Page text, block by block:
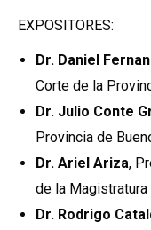
EXPOSITORES:
Dr. Daniel
Corte de la
Dr. Julio Conte
Provincia de
Dr. Ariel Ariza,
de la Magistratura
Dr. Rodrigo